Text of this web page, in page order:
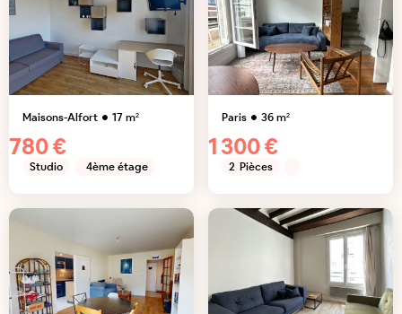
Maisons-Alfort 17m²
780 €
Studio 4ème étage
Paris 36m²
1 300 €
2 Pièces